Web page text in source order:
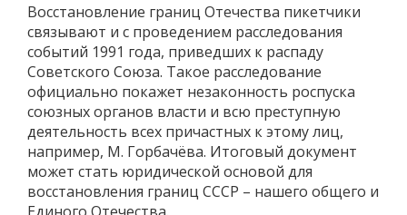
Восстановление границ Отечества пикетчики
связывают и с проведением расследования
событий 1991 года, приведших к распаду
Советского Союза. Такое расследование
официально покажет незаконность роспуска
союзных органов власти и всю преступную
деятельность всех причастных к этому лиц,
например, М. Горбачёва. Итоговый документ
может стать юридической основой для
восстановления границ СССР – нашего общего и